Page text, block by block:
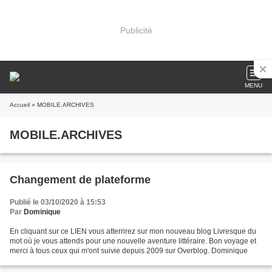
Publicité
MENU
Accueil » MOBILE.ARCHIVES
MOBILE.ARCHIVES
Changement de plateforme
Publié le 03/10/2020 à 15:53
Par Dominique
En cliquant sur ce LIEN vous atterrirez sur mon nouveau blog Livresque du
mot où je vous attends pour une nouvelle aventure littéraire. Bon voyage et
merci à tous ceux qui m'ont suivie depuis 2009 sur Overblog. Dominique